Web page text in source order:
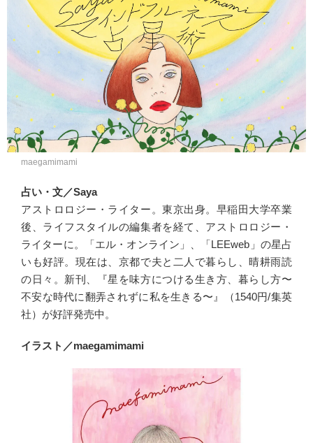
maegamimami
占い・文／Saya
アストロロジー・ライター。東京出身。早稲田大学卒業
後、ライフスタイルの編集者を経て、アストロロジー・
ライターに。「エル・オンライン」、「LEEweb」の星占
いも好評。現在は、京都で夫と二人で暮らし、晴耕雨読
の日々。新刊、『星を味方につける生き方、暮らし方〜
不安な時代に翻弄されずに私を生きる〜』（1540円/集英
社）が好評発売中。
イラスト／maegamimami